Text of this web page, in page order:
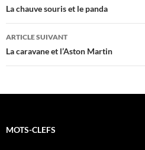
des
articles
La chauve souris et le panda
ARTICLE SUIVANT
La caravane et l’Aston Martin
MOTS-CLEFS